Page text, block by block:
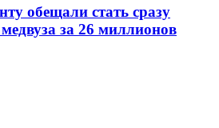
обещали стать сразу
за 26 миллионов